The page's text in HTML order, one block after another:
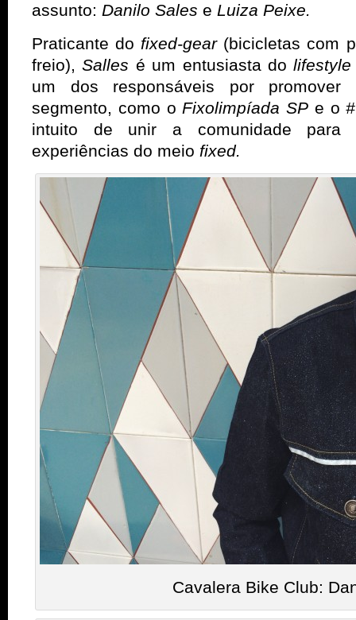
assunto: Danilo Sales e Luiza Peixe.
Praticante do fixed-gear (bicicletas com
freio),Salles é um entusiasta do
um dos responsáveis por promover
segmento, como o Fixolimpíada SP e o
intuito de unir a comunidade para
experiências do meio fixed.
Cavalera Bike Club: